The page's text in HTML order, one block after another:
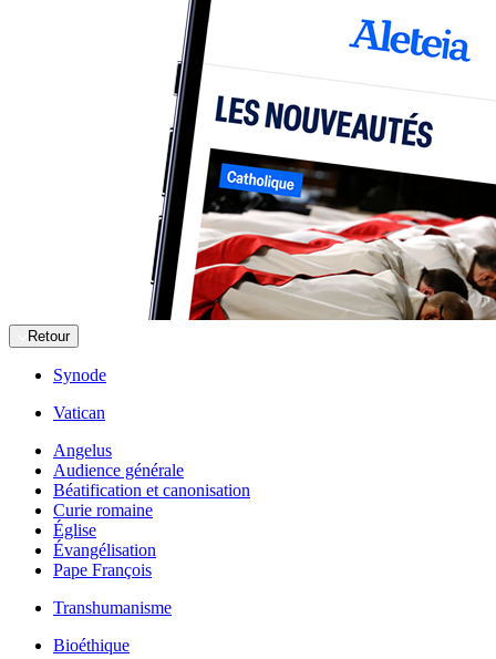
Retour
Synode
Vatican
Angelus
Audience générale
Béatification et canonisation
Curie romaine
Église
Évangélisation
Pape François
Transhumanisme
Bioéthique